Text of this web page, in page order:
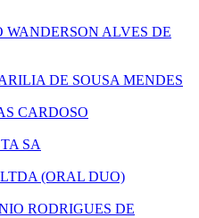
WANDERSON ALVES DE
DE SOUSA MENDES
CARDOSO
SA
(ORAL DUO)
RODRIGUES DE